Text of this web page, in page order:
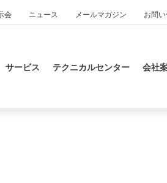
会 ニュース メールマガジン お問
サービス テクニカルセンター 会社